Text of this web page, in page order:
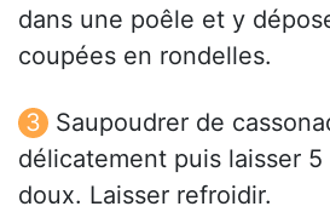
dans une poêle et y
coupées en rondelles.
Saupoudrer de
délicatement puis laisser
doux. Laisser refroidir.